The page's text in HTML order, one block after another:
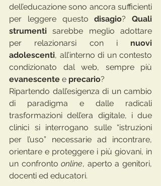
dell’educazione sono ancora sufficienti
per leggere questo disagio? Quali
strumenti sarebbe meglio adottare
per relazionarsi con i nuovi
adolescenti, all’interno di un contesto
evanescente e precario?
Ripartendo dall’esigenza di un cambio
di paradigma e dalle radicali
trasformazioni dell’era digitale, i due
clinici si interrogano sulle “istruzioni
per l’uso” necessarie ad incontrare,
orientare e proteggere i più giovani, in
un confronto online, aperto a genitori,
docenti ed educatori.